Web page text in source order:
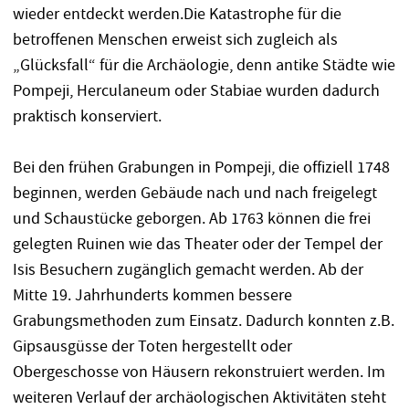
wieder entdeckt werden.Die Katastrophe für die
betroffenen Menschen erweist sich zugleich als
„Glücksfall“ für die Archäologie, denn antike Städte wie
Pompeji, Herculaneum oder Stabiae wurden dadurch
praktisch konserviert.
Bei den frühen Grabungen in Pompeji, die offiziell 1748
beginnen, werden Gebäude nach und nach freigelegt
und Schaustücke geborgen. Ab 1763 können die frei
gelegten Ruinen wie das Theater oder der Tempel der
Isis Besuchern zugänglich gemacht werden. Ab der
Mitte 19. Jahrhunderts kommen bessere
Grabungsmethoden zum Einsatz. Dadurch konnten z.B.
Gipsausgüsse der Toten hergestellt oder
Obergeschosse von Häusern rekonstruiert werden. Im
weiteren Verlauf der archäologischen Aktivitäten steht